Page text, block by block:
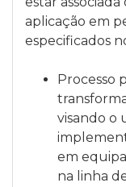
aplicação em
especificados
Processo
visando o
em
na linha